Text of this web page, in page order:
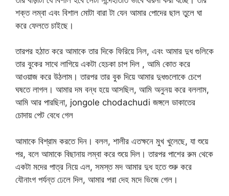
শক্ত লম্বা এবং বিশাল মোটা বারা টা যেন আমার পোদের ছাল তুলে ঘা
করে ফেলতে চাইছে।
তারপর হঠাত করে আমাকে তার দিকে ফিরিয়ে নিল, এবং আমার দুধ গুলিকে
তার বুকের সাথে লাগিয়ে একটা হেচকা চাপ দিল , আমি কোত করে
আওয়াজ করে উঠলাম। তারপর তার বুক দিয়ে আমার দুধগুলোকে চেপে
ঘষতে লাগল। আমার দম বন্ধ হয়ে আসছিল, আমি অনুনয় করে বললাম,
আমি আর পারছিনা, jongole chodachudi জঙ্গলে ডাকাতের
চোদায় পেট বেধে গেল
আমাকে বিশ্রাম করতে দিন। বলল, শালীর এতক্ষনে মুখ খুলেছে, যা শুয়ে
পর, বলে আমাকে বিছানায় লম্বা করে শুয়ে দিল। তারপর পাশের রুম থেকে
একটা মদের পাত্র নিয়ে এল, সমস্ত মদ আমার দুধ হতে শুরু করে
যৌনাংগ পর্যন্ত ঢেলে দিল, আমার পরা দেহ মদে ভিজে গেল।